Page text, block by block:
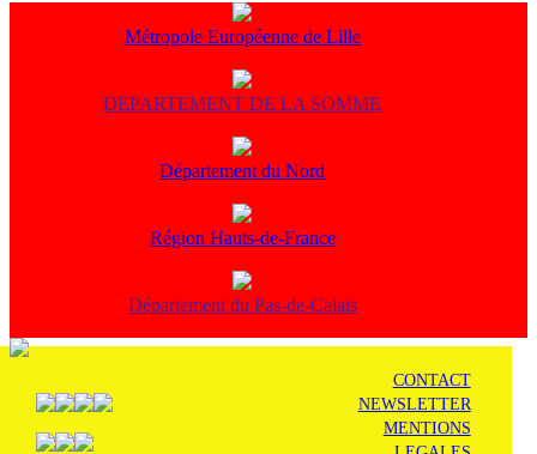
Métropole Européenne de Lille
DEPARTEMENT DE LA SOMME
Département du Nord
Région Hauts-de-France
Département du Pas-de-Calais
CONTACT
NEWSLETTER
MENTIONS